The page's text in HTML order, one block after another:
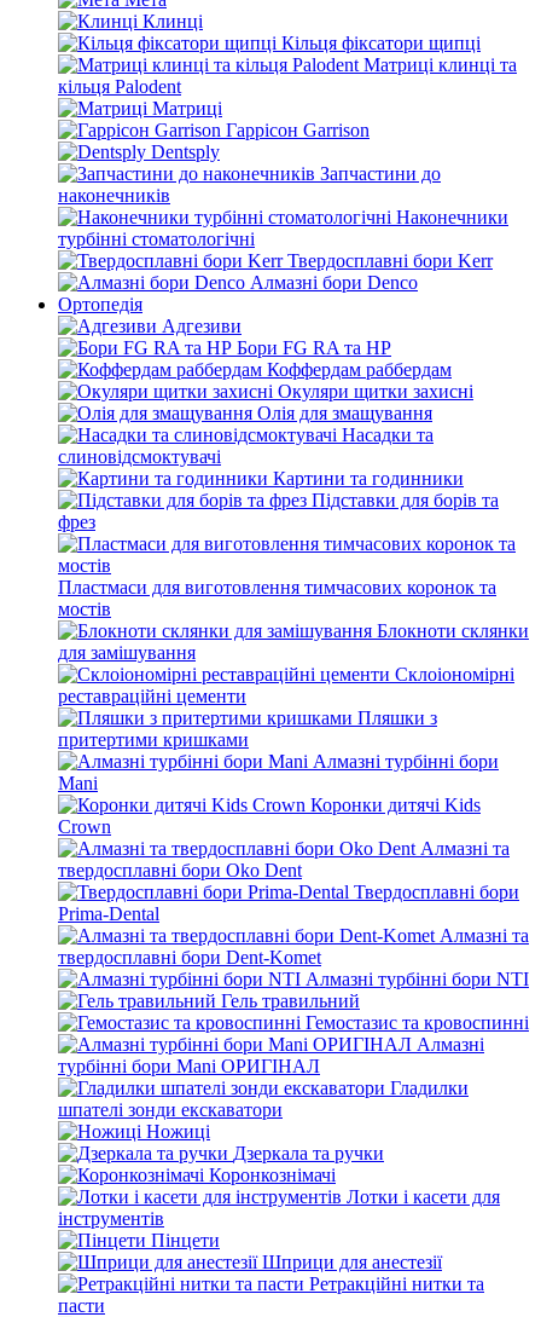
Клинці
Кільця фіксатори щипці
Матриці клинці та
кільця Palodent
Матриці
Гаррісон Garrison
Dentsply
Запчастини до
наконечників
Наконечники
турбінні стоматологічні
Твердосплавні бори Kerr
Алмазні бори Denco
Ортопедія
Адгезиви
Бори FG RA та HP
Коффердам раббердам
Окуляри щитки захисні
Олія для змащування
Насадки та
слиновідсмоктувачі
Картини та годинники
Підставки для борів та
фрез
Пластмаси для виготовлення тимчасових коронок та
мостів
Блокноти склянки
для замішування
Склоіономірні
реставраційні цементи
Пляшки з
притертими кришками
Алмазні турбінні бори
Mani
Коронки дитячі Kids
Crown
Алмазні та
твердосплавні бори Oko Dent
Твердосплавні бори
Prima-Dental
Алмазні та
твердосплавні бори Dent-Komet
Алмазні турбінні бори NTI
Гель травильний
Гемостазис та кровоспинні
Алмазні
турбінні бори Mani ОРИГІНАЛ
Гладилки
шпателі зонди екскаватори
Ножиці
Дзеркала та ручки
Коронкознімачі
Лотки і касети для
інструментів
Пінцети
Шприци для анестезії
Ретракційні нитки та
пасти